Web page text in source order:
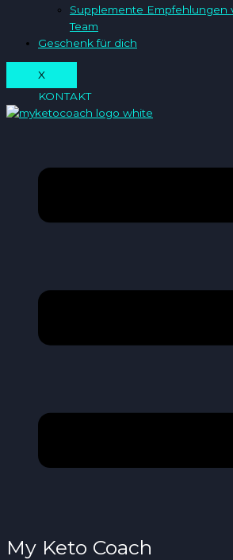
Supplemente Empfehlungen
Team
Geschenk für dich
X
KONTAKT
My Keto Coach